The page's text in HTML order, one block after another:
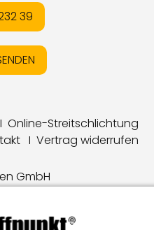
39
I Online-Streitschlichtung
I Vertrag widerrufen
GmbH